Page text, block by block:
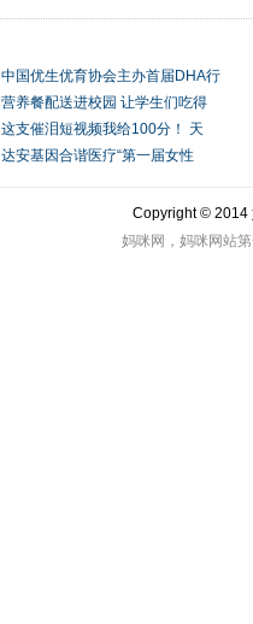
中国优生优育协会主办首届DHA行
营养餐配送进校园 让学生们吃得
这支催泪短视频我给100分！ 天
达安基因合谐医疗“第一届女性
Copyright © 2014
妈咪网，妈咪网站